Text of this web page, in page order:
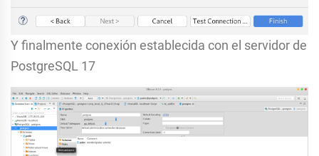
Y finalmente conexión establecida con el servidor de
PostgreSQL 17